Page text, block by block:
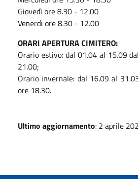
Giovedì ore 8.30 - 12.00
Venerdì ore 8.30 - 12.00
ORARI APERTURA CIMITERO:
Orario estivo: dal 01.04 al 15.09
21.00;
Orario invernale: dal 16.09 al
ore 18.30.
Ultimo aggiornamento: 2 aprile